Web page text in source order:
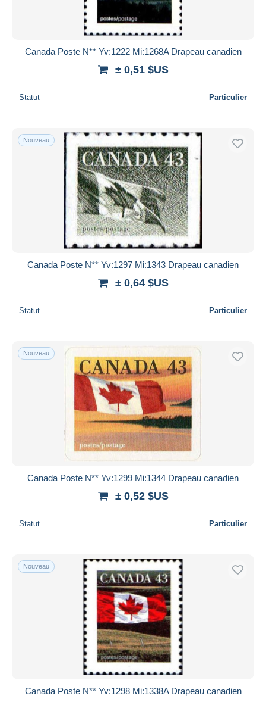
Canada Poste N** Yv:1222 Mi:1268A Drapeau canadien
± 0,51 $US
Statut Particulier
Nouveau
Canada Poste N** Yv:1297 Mi:1343 Drapeau canadien
± 0,64 $US
Statut Particulier
Nouveau
Canada Poste N** Yv:1299 Mi:1344 Drapeau canadien
± 0,52 $US
Statut Particulier
Nouveau
Canada Poste N** Yv:1298 Mi:1338A Drapeau canadien